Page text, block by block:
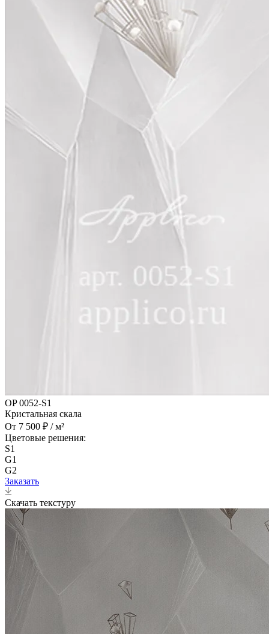
OP 0052-S1
Кристальная скала
От 7 500 ₽ / м²
Цветовые решения:
S1
G1
G2
Заказать
Скачать текстуру